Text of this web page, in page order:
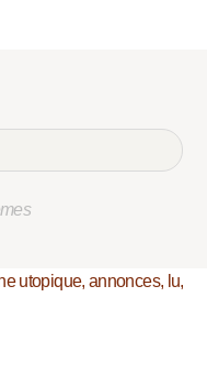
utopique, annonces, lu,